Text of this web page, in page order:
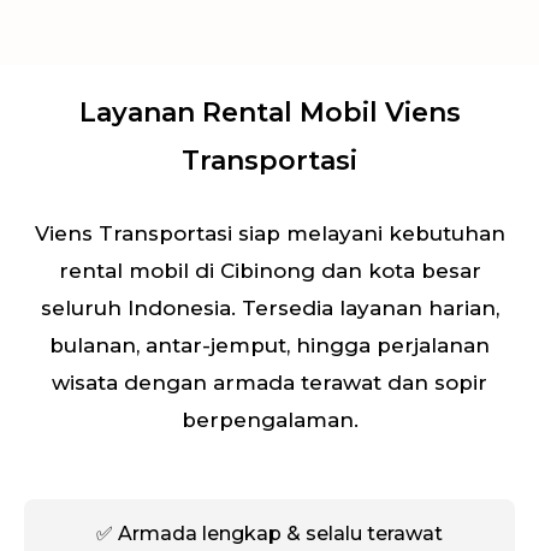
Layanan Rental Mobil Viens
Transportasi
Viens Transportasi siap melayani kebutuhan
rental mobil di Cibinong dan kota besar
seluruh Indonesia. Tersedia layanan harian,
bulanan, antar-jemput, hingga perjalanan
wisata dengan armada terawat dan sopir
berpengalaman.
✅ Armada lengkap & selalu terawat